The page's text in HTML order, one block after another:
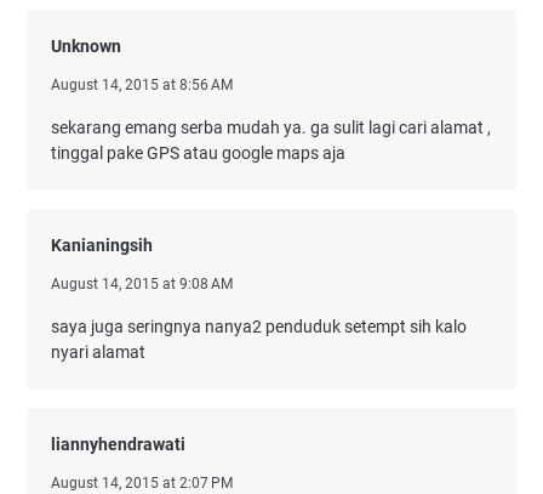
Unknown
August 14, 2015 at 8:56 AM
sekarang emang serba mudah ya. ga sulit lagi cari alamat ,
tinggal pake GPS atau google maps aja
Kanianingsih
August 14, 2015 at 9:08 AM
saya juga seringnya nanya2 penduduk setempt sih kalo
nyari alamat
liannyhendrawati
August 14, 2015 at 2:07 PM